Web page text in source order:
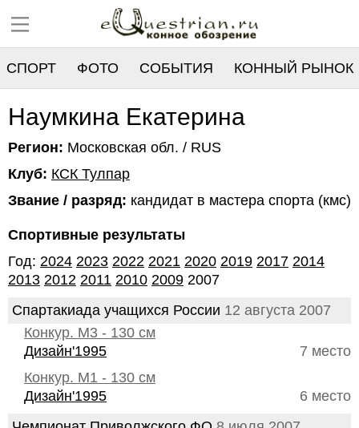
СПОРТ ФОТО СОБЫТИЯ КОННЫЙ РЫНОК
РЕЕСТР
Наумкина Екатерина
Регион: Московская обл. / RUS
Клуб: КСК Тулпар
Звание / разряд: кандидат в мастера спорта (кмс)
Спортивные результаты
Год: 2024 2023 2022 2021 2020 2019 2017 2014
2013 2012 2011 2010 2009 2007
Спартакиада учащихся России 12 августа 2007
Конкур. М3 - 130 см
7 место
Дизайн'1995
Конкур. М1 - 130 см
6 место
Дизайн'1995